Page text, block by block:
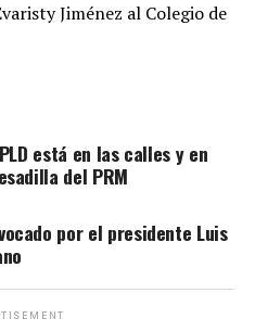
Jiménez al Colegio de
está en las calles y en
del PRM
por el presidente Luis